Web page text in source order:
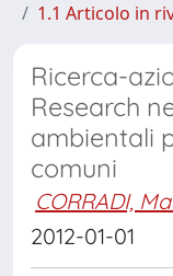
1.1 Articolo in
Ricerca-
Research
ambientali
comuni
CORRADI,
2012-01-01